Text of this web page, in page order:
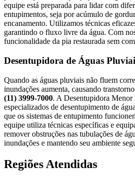
equipe está preparada para lidar com
entupimentos, seja por acúmulo de
encanamento. Utilizamos técnicas
garantindo o fluxo livre da água. Com
funcionalidade da pia restaurada sem
Desentupidora de Águas
Quando as águas pluviais não fluem
inundações aumenta, causando
(11) 3999-7000. A Desentupidora Menor
especializados de desentupimento de
que os sistemas de entupimento
equipe utiliza técnicas específicas e
remover obstruções nas tubulações de
inundações e mantendo seu ambiente
Regiões Atendidas